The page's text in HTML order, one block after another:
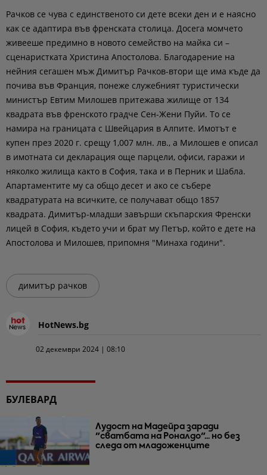
Рачков се чува с единственото си дете всеки ден и е наясно
как се адаптира във френската столица. Досега момчето
живееше предимно в новото семейство на майка си –
сценаристката Христина Апостолова. Благодарение на
нейния сегашен мъж Димитър Рачков-втори ще има къде да
почива във Франция, понеже служебният туристически
министър Евтим Милошев притежава жилище от 134
квадрата във френското градче Сен-Жени Пуйи. То се
намира на границата с Швейцария в Алпите. Имотът е
купен през 2020 г. срещу 1,007 млн. лв., а Милошев е описал
в имотната си декларация още парцели, офиси, гаражи и
няколко жилища както в София, така и в Перник и Шабла.
Апартаментите му са общо десет и ако се събере
квадратурата на всичките, се получават общо 1857
квадрата. Димитър-младши завърши скъпарския Френски
лицей в София, където учи и брат му Петър, който е дете на
Апостолова и Милошев, припомня "Минаха години".
димитър рачков
HotNews.bg
02 декември 2024 | 08:10
БУЛЕВАРД
Лудост на Мадейра заради
"сватбата на Роналдо"... но без
следа от младоженците